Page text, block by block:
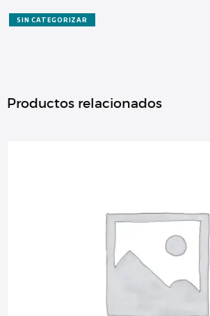
2022
(ADEUDADA)
SIN CATEGORIZAR
Productos relacionados